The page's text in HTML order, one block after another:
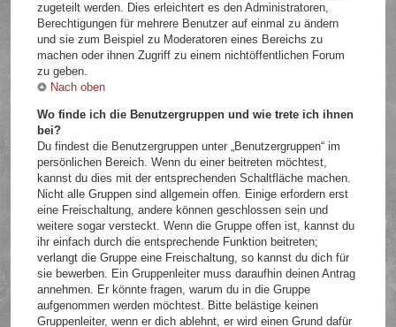
zugeteilt werden. Dies erleichtert es den Administratoren,
Berechtigungen für mehrere Benutzer auf einmal zu ändern
und sie zum Beispiel zu Moderatoren eines Bereichs zu
machen oder ihnen Zugriff zu einem nichtöffentlichen Forum
zu geben.
Nach oben
Wo finde ich die Benutzergruppen und wie trete ich ihnen
bei?
Du findest die Benutzergruppen unter „Benutzergruppen“ im
persönlichen Bereich. Wenn du einer beitreten möchtest,
kannst du dies mit der entsprechenden Schaltfläche machen.
Nicht alle Gruppen sind allgemein offen. Einige erfordern erst
eine Freischaltung, andere können geschlossen sein und
weitere sogar versteckt. Wenn die Gruppe offen ist, kannst du
ihr einfach durch die entsprechende Funktion beitreten;
verlangt die Gruppe eine Freischaltung, so kannst du dich für
sie bewerben. Ein Gruppenleiter muss daraufhin deinen Antrag
annehmen. Er könnte fragen, warum du in die Gruppe
aufgenommen werden möchtest. Bitte belästige keinen
Gruppenleiter, wenn er dich ablehnt, er wird einen Grund dafür